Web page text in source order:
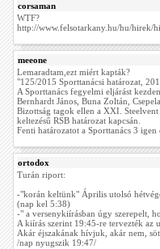
corsaman
WTF?
http://www.felsotarkany.hu/hu/hirek/
meeone
Lemaradtam,ezt miért kapták?
"125/2015 Sporttanácsi határozat,
A Sporttanács fegyelmi eljárást
Bernhardt János, Buna Zoltán,
Bizottság tagok ellen a XXI.
keltezésű RSB határozat kapcsán.
Fenti határozatot a Sporttanács 3
ortodox
Turán riport:
-"korán keltünk" Április utolsó
(nap kel 5:38)
-" a versenykiírásban úgy szerepelt,
A kiírás szerint 19:45-re tervezték az
Akár éjszakának hívjuk, akár nem,
/nap nyugszik 19:47/